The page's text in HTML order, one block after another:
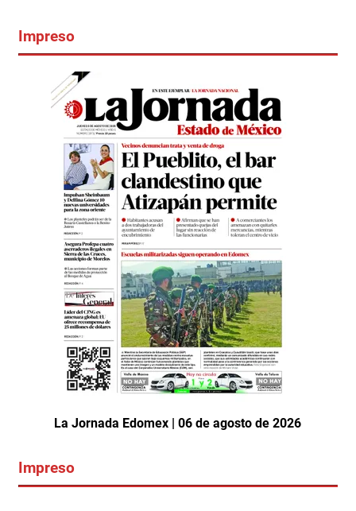
Impreso
La Jornada Edomex | 06 de agosto de 2026
Impreso